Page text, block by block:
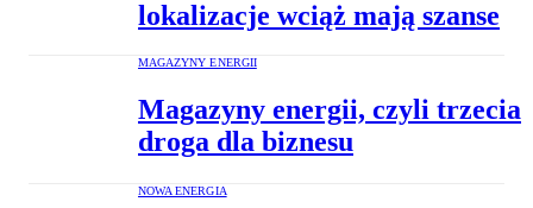
lokalizacje wciąż mają szanse
MAGAZYNY ENERGII
Magazyny energii, czyli trzecia
droga dla biznesu
NOWA ENERGIA